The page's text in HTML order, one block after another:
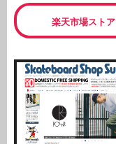
楽天市場ストア